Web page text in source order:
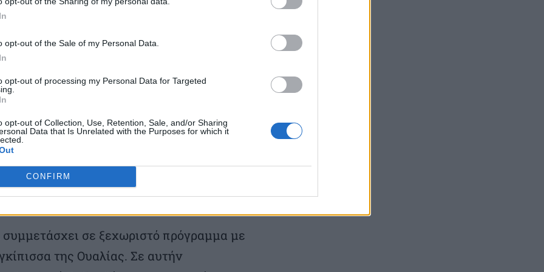
opt-out of the Sale of my Personal Data.
opt-out of processing my Personal Data for Targeted
opt-out of Collection, Use, Retention, Sale, and/or Sharing
Data that Is Unrelated with the Purposes for which it
CONFIRM
πυρηνικής ενέργειας, η οποία από τη
ασφάλεια και από την άλλη
ηγέτες θα δουν αρχεία του Ουίνστον
σε επιχειρηματική εκδήλωση
παραχωρήσουν κοινή συνέντευξη
σε ξεχωριστό πρόγραμμα με
της Ουαλίας. Σε αυτήν